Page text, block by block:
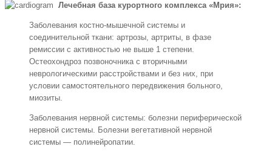
Лечебная база курортного комплекса «Мрия»:
Заболевания костно-мышечной системы и
соединительной ткани: артрозы, артриты, в фазе
ремиссии с активностью не выше 1 степени.
Остеохондроз позвоночника с вторичными
неврологическими расстройствами и без них, при
условии самостоятельного передвижения больного,
миозиты.
Заболевания нервной системы: болезни периферической
нервной системы. Болезни вегетативной нервной
системы — полинейропатии.